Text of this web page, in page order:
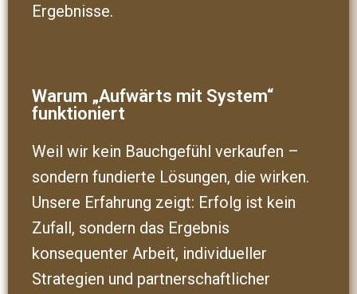
Ergebnisse.
Warum „Aufwärts mit System“
funktioniert
Weil wir kein Bauchgefühl verkaufen –
sondern fundierte Lösungen, die wirken.
Unsere Erfahrung zeigt: Erfolg ist kein
Zufall, sondern das Ergebnis
konsequenter Arbeit, individueller
Strategien und partnerschaftlicher